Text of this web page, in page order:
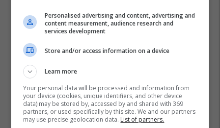
Personalised advertising and content, advertising and
content measurement, audience research and
services development
Store and/or access information on a device
Learn more
Your personal data will be processed and information from
your device (cookies, unique identifiers, and other device
data) may be stored by, accessed by and shared with 369
partners, or used specifically by this site. We and our partners
may use precise geolocation data. List of partners.